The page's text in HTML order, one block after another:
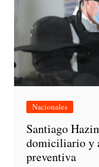
Nacionales
Santiago
domiciliario y
preventiva